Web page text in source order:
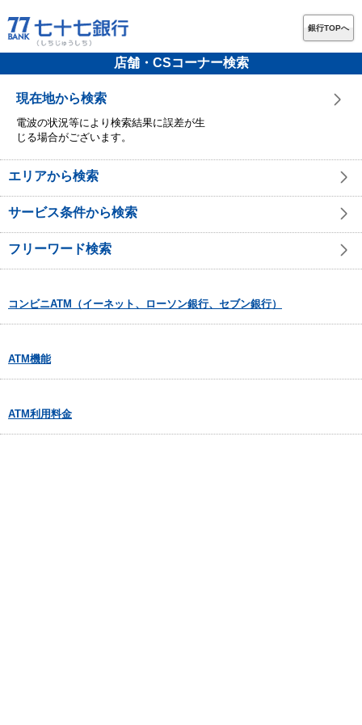
銀行TOPへ
店舗・CSコーナー検索
現在地から検索
電波の状況等により検索結果に誤差が生
じる場合がございます。
エリアから検索
サービス条件から検索
フリーワード検索
コンビニATM（イーネット、ローソン銀行、セブン銀行）
ATM機能
ATM利用料金